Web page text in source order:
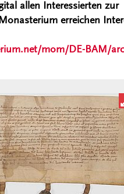
allen Interessierten zur
erreichen
mom/DE-BAM/